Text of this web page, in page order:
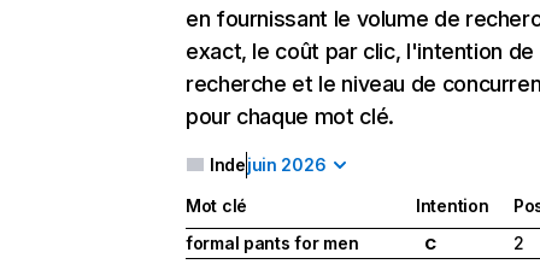
en fournissant le volume de
exact, le coût par clic, l'intention de
recherche et le niveau de
pour chaque mot clé.
Indejuin 2026
Mot clé Intention
formal pants for men
C
2